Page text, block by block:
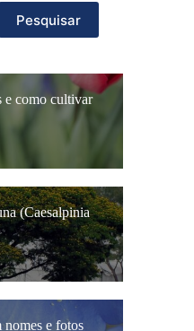
Pesquisar
e como cultivar
(Caesalpinia
nomes e fotos